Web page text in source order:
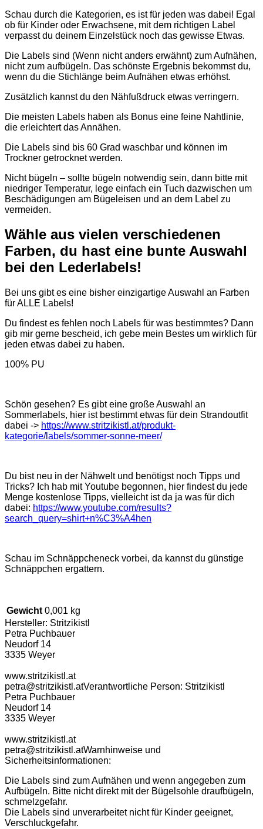
Schau durch die Kategorien, es ist für jeden was dabei! Egal
ob für Kinder oder Erwachsene, mit dem richtigen Label
verpasst du deinem Einzelstück noch das gewisse Etwas.
Die Labels sind (Wenn nicht anders erwähnt) zum Aufnähen,
nicht zum aufbügeln. Das schönste Ergebnis bekommst du,
wenn du die Stichlänge beim Aufnähen etwas erhöhst.
Zusätzlich kannst du den Nähfußdruck etwas verringern.
Die meisten Labels haben als Bonus eine feine Nahtlinie,
die erleichtert das Annähen.
Die Labels sind bis 60 Grad waschbar und können im
Trockner getrocknet werden.
Nicht bügeln – sollte bügeln notwendig sein, dann bitte mit
niedriger Temperatur, lege einfach ein Tuch dazwischen um
Beschädigungen am Bügeleisen und an dem Label zu
vermeiden.
Wähle aus vielen verschiedenen
Farben, du hast eine bunte Auswahl
bei den Lederlabels!
Bei uns gibt es eine bisher einzigartige Auswahl an Farben
für ALLE Labels!
Du findest es fehlen noch Labels für was bestimmtes? Dann
gib mir gerne bescheid, ich gebe mein Bestes um wirklich für
jeden etwas dabei zu haben.
100% PU
Schön gesehen? Es gibt eine große Auswahl an
Sommerlabels, hier ist bestimmt etwas für dein Strandoutfit
dabei -> https://www.stritzikistl.at/produkt-
kategorie/labels/sommer-sonne-meer/
Du bist neu in der Nähwelt und benötigst noch Tipps und
Tricks? Ich hab mit Youtube begonnen, hier findest du jede
Menge kostenlose Tipps, vielleicht ist da ja was für dich
dabei: https://www.youtube.com/results?
search_query=shirt+n%C3%A4hen
Schau im Schnäppcheneck vorbei, da kannst du günstige
Schnäppchen ergattern.
Gewicht 0,001 kg
Hersteller: Stritzikistl
Petra Puchbauer
Neudorf 14
3335 Weyer
www.stritzikistl.at
petra@stritzikistl.atVerantwortliche Person: Stritzikistl
Petra Puchbauer
Neudorf 14
3335 Weyer
www.stritzikistl.at
petra@stritzikistl.atWarnhinweise und
Sicherheitsinformationen:
Die Labels sind zum Aufnähen und wenn angegeben zum
Aufbügeln. Bitte nicht direkt mit der Bügelsohle draufbügeln,
schmelzgefahr.
Die Labels sind unverarbeitet nicht für Kinder geeignet,
Verschluckgefahr.